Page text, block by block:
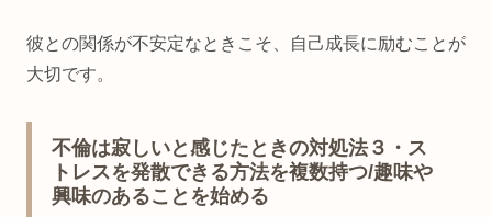
彼との関係が不安定なときこそ、自己成長に励むことが
大切です。
不倫は寂しいと感じたときの対処法３・ス
トレスを発散できる方法を複数持つ/趣味や
興味のあることを始める